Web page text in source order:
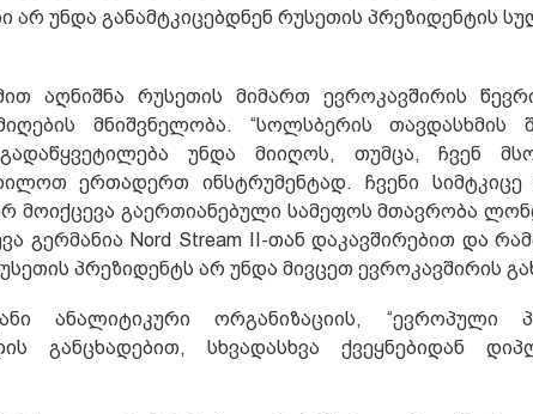
არ უნდა განამტკიცებდნენ რუსეთის
აღნიშნა რუსეთის მიმართ ევროკავშირის
მნიშვნელობა. “სოლსბერის თავდასხმის
გადაწყვეტილება უნდა მიიღოს, თუმცა, ჩვენ
ერთადერთ ინსტრუმენტად. ჩვენი
მოიქცევა გაერთიანებული სამეფოს მთავრობა
გერმანია Nord Stream II-თან დაკავშირებით და
პრეზიდენტს არ უნდა მივცეთ ევროკავშირის
ანალიტიკური ორგანიზაციის, “ევროპული
განცხადებით, სხვადასხვა ქვეყნებიდან